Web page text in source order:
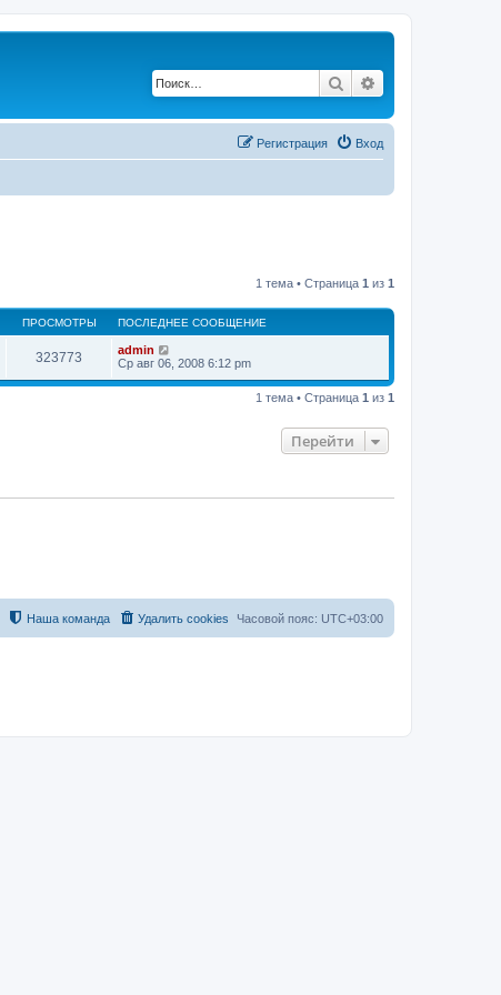
Поиск
Вход
Регистрация
1 тема • Страница 1 из 1
ПРОСМОТРЫ ПОСЛЕДНЕЕ СООБЩЕНИЕ
323773
admin
Ср авг 06, 2008 6:12 pm
1 тема • Страница 1 из 1
Перейти
Часовой пояс: UTC+03:00
Удалить cookies
Наша команда